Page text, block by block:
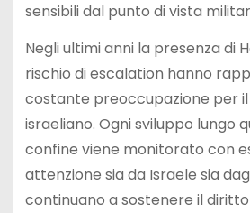
sensibili dal punto di vista
Negli ultimi anni la presenza di
rischio di escalation hanno
costante preoccupazione per
israeliano. Ogni sviluppo lungo
confine viene monitorato con
attenzione sia da Israele sia
continuano a sostenere il